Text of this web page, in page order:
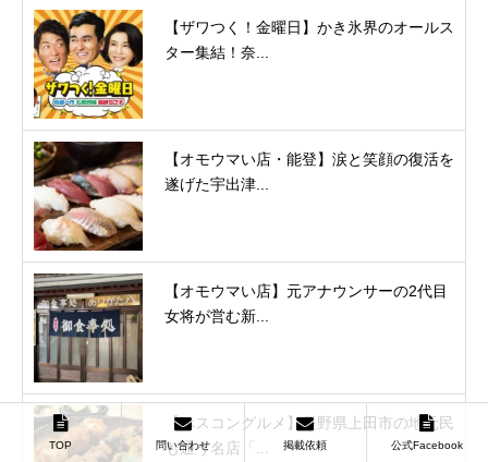
【ザワつく！金曜日】かき氷界のオールス
ター集結！奈...
【オモウマい店・能登】涙と笑顔の復活を
遂げた宇出津...
【オモウマい店】元アナウンサーの2代目
女将が営む新...
【べスコングルメ】長野県上田市の地元民
も通う名店「...
TOP 問い合わせ 掲載依頼 公式Facebook